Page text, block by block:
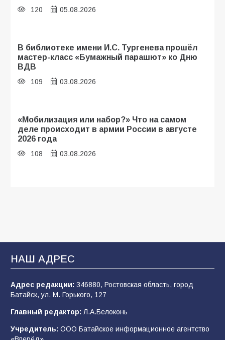
120 05.08.2026
В библиотеке имени И.С. Тургенева прошёл
мастер-класс «Бумажный парашют» ко Дню
ВДВ
109 03.08.2026
«Мобилизация или набор?» Что на самом
деле происходит в армии России в августе
2026 года
108 03.08.2026
В Батайске продолжаются дорожные работы
107 04.08.2026
строительные профессии в ходе
спортивного праздника
НАШ АДРЕС
Адрес редакции: 346880, Ростовская область, город
Батайск, ул. М. Горького, 127
Главный редактор: Л.А.Белоконь
Учредитель: ООО Батайское информационное агентство